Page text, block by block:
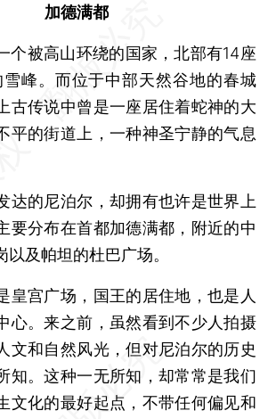
加德满都
被高山环绕的国家，北部有14座
峰。而位于中部天然谷地的春城
古传说中曾是一座居住着蛇神的大
平的街道上，一种神圣宁静的气息
的尼泊尔，却拥有也许是世界上
要分布在首都加德满都，附近的中
及帕坦的杜巴广场。
宫广场，国王的居住地，也是人
心。来之前，虽然看到不少人拍摄
文和自然风光，但对尼泊尔的历史
知。这种一无所知，却常常是我们
文化的最好起点，不带任何偏见和